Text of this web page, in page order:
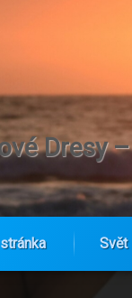
Dresy
Svět